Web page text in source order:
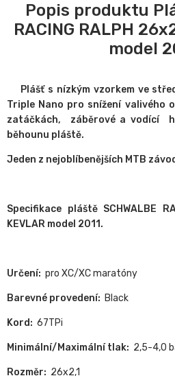
Popis produktu
RACING RALPH
model
Plášť s nízkým vzorkem ve
Triple Nano pro snížení valivého
zatáčkách, záběrové a vodící
běhounu pláště.
Jeden z nejoblíbenějších MTB
Specifikace pláště SCHWALBE
KEVLAR model 2011.
Určení: pro XC/XC maratóny
Barevné provedení: Black
Kord: 67TPi
Minimální/Maximální tlak: 2,5-4,0
Rozměr: 26x2,1